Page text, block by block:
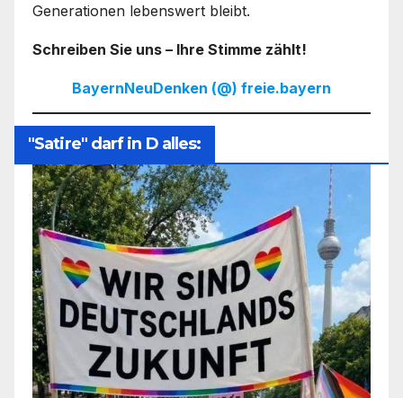
Generationen lebenswert bleibt.
Schreiben Sie uns – Ihre Stimme zählt!
BayernNeuDenken (@) freie.bayern
"Satire" darf in D alles: